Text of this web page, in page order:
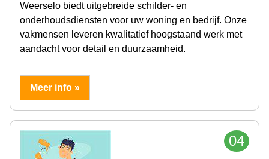
Weerselo biedt uitgebreide schilder- en
onderhoudsdiensten voor uw woning en bedrijf. Onze
vakmensen leveren kwalitatief hoogstaand werk met
aandacht voor detail en duurzaamheid.
Meer info »
04